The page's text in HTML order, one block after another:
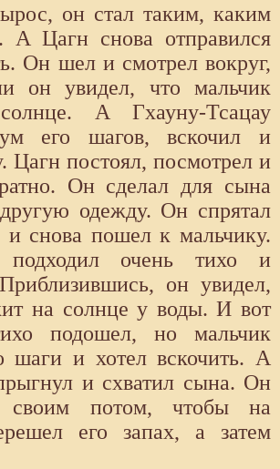
он стал таким, каким
А Цагн снова отправился
Он шел и смотрел вокруг,
он увидел, что мальчик
А Гхауну-Тсацау
его шагов, вскочил и
Цагн постоял, посмотрел и
Он сделал для сына
одежду. Он спрятал
снова пошел к мальчику.
очень тихо и
он увидел,
на солнце у воды. И вот
подошел, но мальчик
шаги и хотел вскочить. А
и схватил сына. Он
своим потом, чтобы на
его запах, а затем